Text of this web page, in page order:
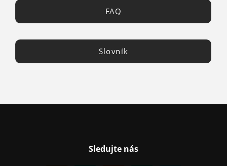
FAQ
Slovník
Sledujte nás